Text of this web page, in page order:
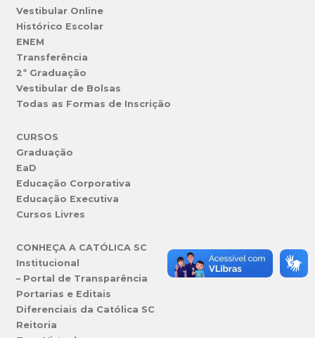
Vestibular Online
Histórico Escolar
ENEM
Transferência
2ª Graduação
Vestibular de Bolsas
Todas as Formas de Inscrição
CURSOS
Graduação
EaD
Educação Corporativa
Educação Executiva
Cursos Livres
CONHEÇA A CATÓLICA SC
Institucional
– Portal de Transparência
Portarias e Editais
Diferenciais da Católica SC
Reitoria